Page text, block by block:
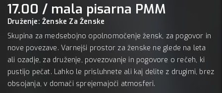
17.00 / mala pisarna PMM
Druženje: Ženske Za Ženske
Skupina za medsebojno opolnomočenje žensk, za pogovor in
nove povezave. Varnejši prostor za ženske ne glede na leta
ali ozadje, za druženje, povezovanje in pogovore o rečeh, ki
pustijo pečat. Lahko le prisluhnete ali kaj delite z drugimi, brez
obsojanja, v domači sprejemajoči atmosferi.